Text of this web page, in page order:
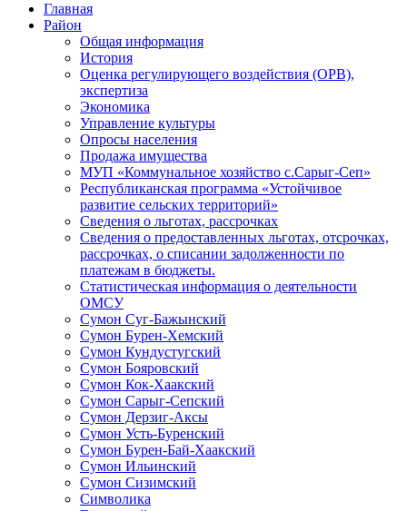
Главная
Район
Общая информация
История
Оценка регулирующего воздействия (ОРВ),
экспертиза
Экономика
Управление культуры
Опросы населения
Продажа имущества
МУП «Коммунальное хозяйство с.Сарыг-Сеп»
Республиканская программа «Устойчивое
развитие сельских территорий»
Сведения о льготах, рассрочках
Сведения о предоставленных льготах, отсрочках,
рассрочках, о списании задолженности по
платежам в бюджеты.
Статистическая информация о деятельности
ОМСУ
Сумон Суг-Бажынский
Сумон Бурен-Хемский
Сумон Кундустугский
Сумон Бояровский
Сумон Кок-Хаакский
Сумон Сарыг-Сепский
Сумон Дерзиг-Аксы
Сумон Усть-Буренский
Сумон Бурен-Бай-Хаакский
Сумон Ильинский
Сумон Сизимский
Символика